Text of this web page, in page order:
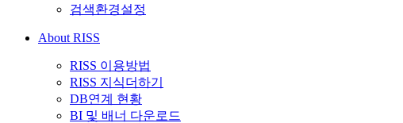
검색환경설정
About RISS
RISS 이용방법
RISS 지식더하기
DB연계 현황
BI 및 배너 다운로드